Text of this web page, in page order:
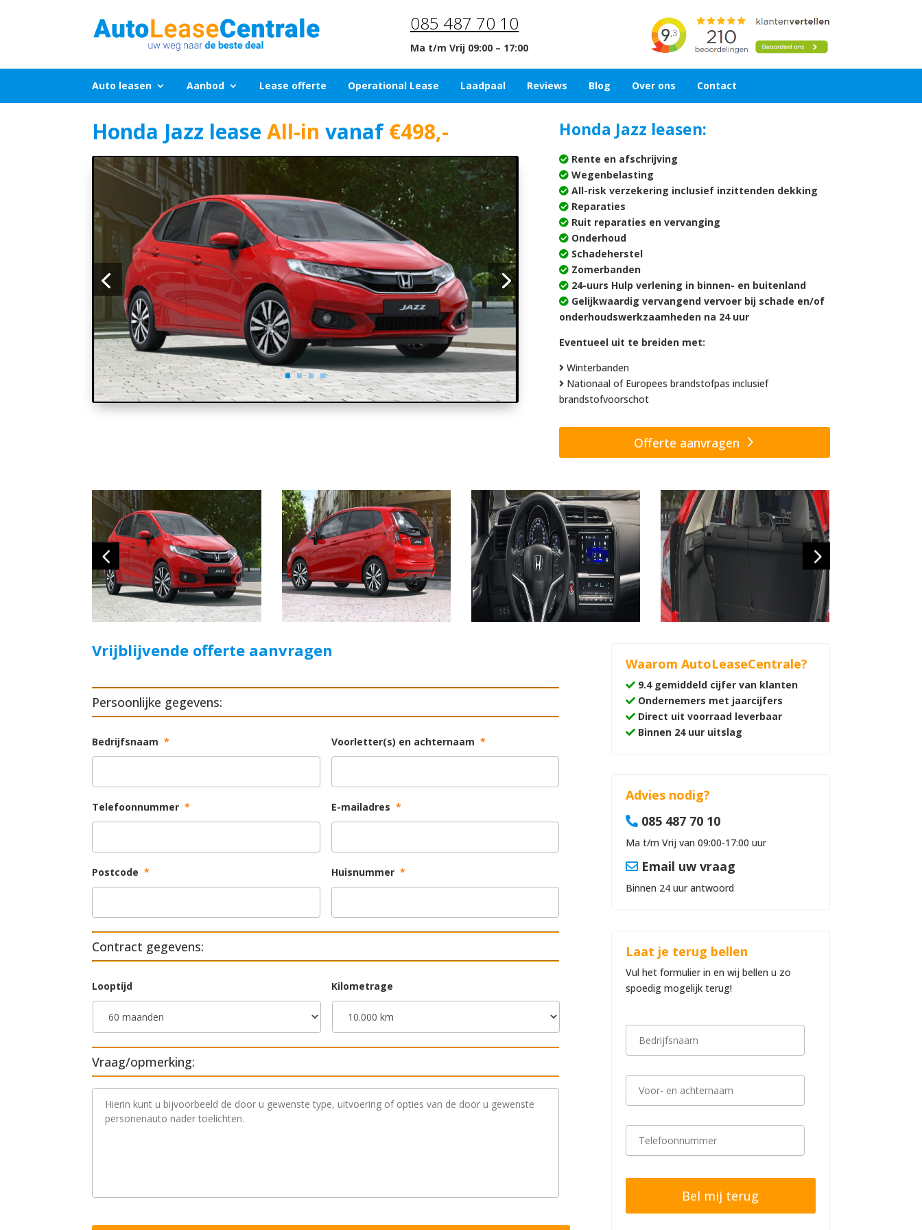
085 487 70 10
Ma t/m Vrij 09:00 – 17:00
Auto leasen Aanbod Lease offerte Operational Lease Laadpaal Reviews Blog Over ons Contact
Honda Jazz lease All-invanaf€498,- Honda Jazz leasen:
Rente en afschrijving
Wegenbelasting
All-risk verzekering inclusief inzittenden dekking
Reparaties
Ruit reparaties en vervanging
Onderhoud
Schadeherstel
Zomerbanden
24-uurs Hulp verlening in binnen- en buitenland
Gelijkwaardig vervangend vervoer bij schade en/of
onderhoudswerkzaamheden na 24 uur
Eventueel uit te breiden met:
Winterbanden
Nationaal of Europees brandstofpas inclusief
brandstofvoorschot
Offerte aanvragen
Vrijblijvende offerte aanvragen
Persoonlijke gegevens:
Bedrijfsnaam * Voorletter(s) en achternaam *
Telefoonnummer * E-mailadres *
Postcode * Huisnummer *
Contract gegevens:
Looptijd Kilometrage
Vraag/opmerking:
V
Waarom AutoLeaseCentrale?
9.4 gemiddeld cijfer van klanten
Ondernemers met jaarcijfers
Direct uit voorraad leverbaar
Binnen 24 uur uitslag
Advies nodig?
085 487 70 10
Ma t/m Vrij van 09:00-17:00 uur
Email uw vraag
Binnen 24 uur antwoord
Laat je terug bellen
Vul het formulier in en wij bellen u zo
spoedig mogelijk terug!
B
r
i
s
m
V
r
-
a
h
T
e
n